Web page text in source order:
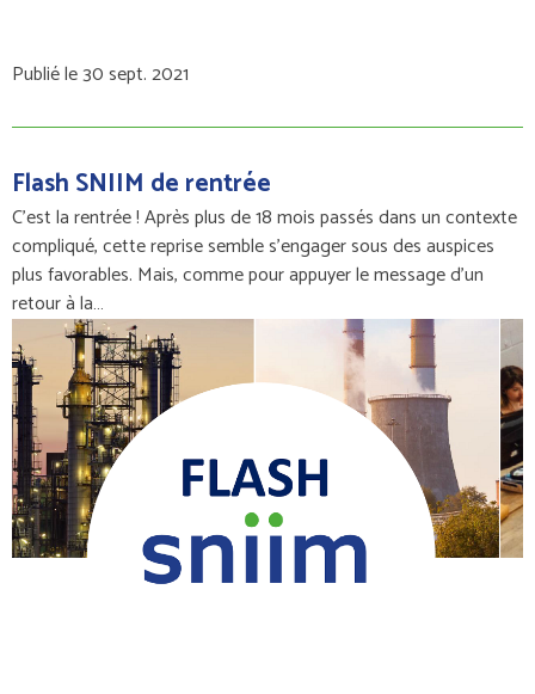
Publié le 30 sept. 2021
Flash SNIIM de rentrée
C’est la rentrée ! Après plus de 18 mois passés dans un contexte
compliqué, cette reprise semble s’engager sous des auspices
plus favorables. Mais, comme pour appuyer le message d’un
retour à la…